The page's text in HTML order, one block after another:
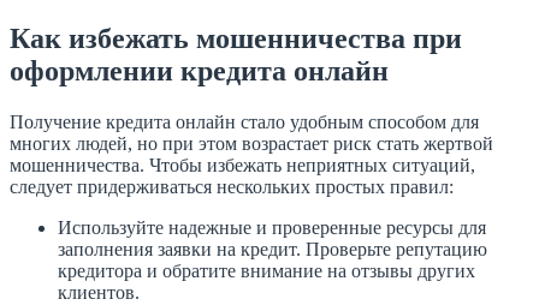
Как избежать мошенничества при
оформлении кредита онлайн
Получение кредита онлайн стало удобным способом для
многих людей, но при этом возрастает риск стать жертвой
мошенничества. Чтобы избежать неприятных ситуаций,
следует придерживаться нескольких простых правил:
Используйте надежные и проверенные ресурсы для
заполнения заявки на кредит. Проверьте репутацию
кредитора и обратите внимание на отзывы других
клиентов.